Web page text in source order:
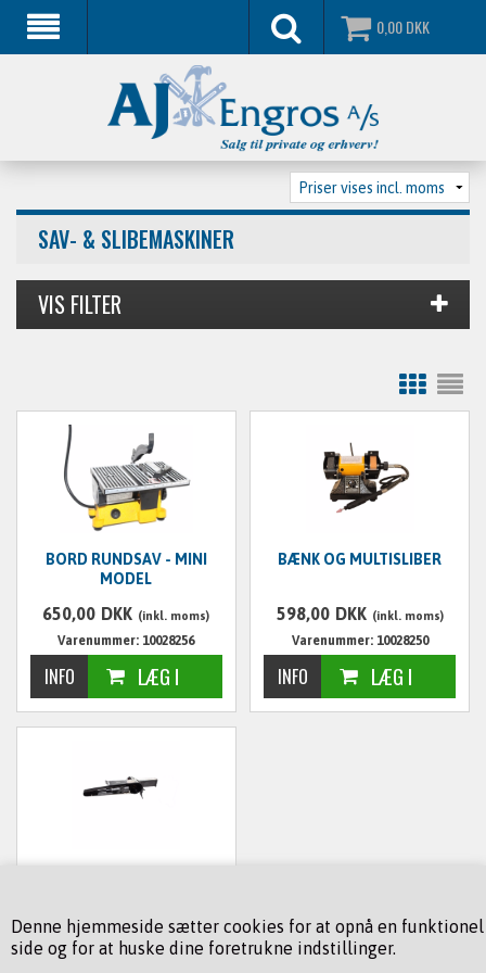
Denne hjemmeside sætter cookies for at opnå en funktionel
side og for at huske dine foretrukne indstillinger.
0,00DKK
SAV- & SLIBEMASKINER
BORD RUNDSAV - MINI
MODEL
650,00 DKK (inkl. moms)
Varenummer: 10028256
BÆNK OG MULTISLIBER
598,00 DKK (inkl. moms)
Varenummer: 10028250
797,50 DKK (inkl. moms)
Varenummer: 10000352